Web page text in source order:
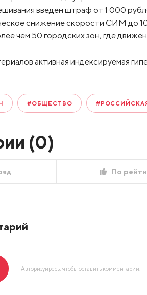
введен штраф от 1 000
снижение скорости СИМ до
чем 50 городских зон, где
активная индексируемая
#ОБЩЕСТВО
(0)
По
Авторизуйресь, чтобы оставить комментарий.